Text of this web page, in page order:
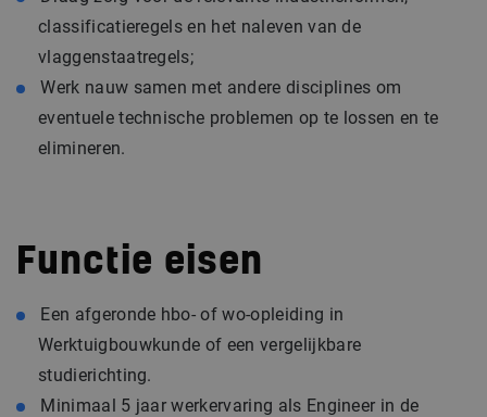
classificatieregels en het naleven van de
vlaggenstaatregels;
Werk nauw samen met andere disciplines om
eventuele technische problemen op te lossen en te
elimineren.
Functie eisen
Een afgeronde hbo- of wo-opleiding in
Werktuigbouwkunde of een vergelijkbare
studierichting.
Minimaal 5 jaar werkervaring als Engineer in de